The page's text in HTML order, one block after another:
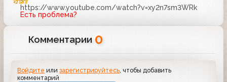
https://www.youtube.com/watch?v=xy2n7sm3WRk
Есть проблема?
Комментарии 0
Войдите илизарегистрируйтесь , чтобы добавить
комментарий